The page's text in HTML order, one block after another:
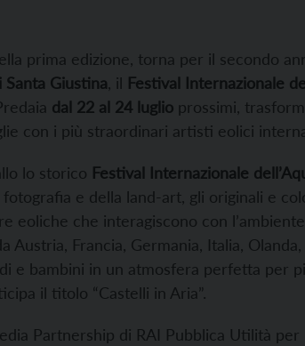
prima edizione, torna per il secondo
Santa Giustina , il Festival Internazionale
dal 22 al 24 luglio prossimi,
con i più straordinari artisti eolici
lo storico Festival Internazionale
e della land-art, gli originali e
eoliche che interagiscono con
Austria, Francia, Germania, Italia,
e bambini in un atmosfera perfetta per
il titolo “Castelli in Aria”.
Partnership di RAI Pubblica Utilità